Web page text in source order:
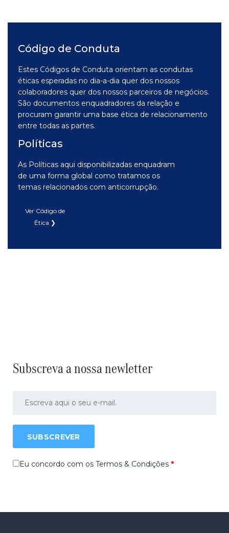
Código de Conduta
Estes Códigos de Conduta orientam as condutas
éticas esperadas no dia-a-dia quer dos nossos
colaboradores quer dos nossos parceiros de negócios.
São documentos enquadradores da relação e
procuram garantir uma base ética de relacionamento
entre todas as partes.
Políticas
As Políticas aqui disponibilizadas enquadram
de uma forma global como tratamos os
temas relacionados com anticorrupção.
Ver Código de
Ética ❯
Subscreva a nossa newletter
SUBSCREVER
Eu concordo com os Termos & Condições *